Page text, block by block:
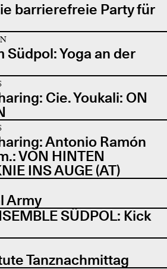
barrierefreie Party für
Südpol: Yoga an der
Cie. Youkali: ON
Antonio Ramón
VON HINTEN
INS AUGE (AT)
Army
SÜDPOL: Kick
Tanznachmittag